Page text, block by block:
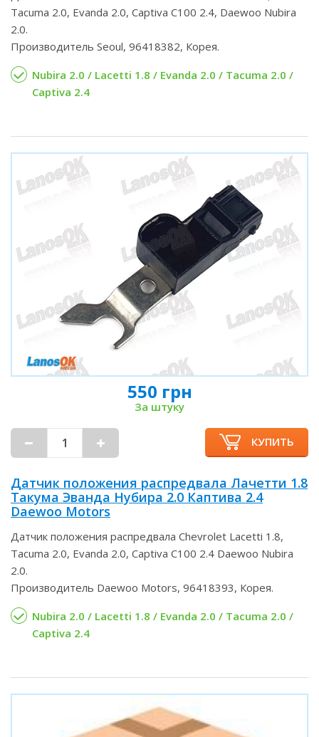
Tacuma 2.0, Evanda 2.0, Captiva C100 2.4, Daewoo Nubira
2.0.
Производитель Seoul, 96418382, Корея.
Nubira 2.0 / Lacetti 1.8 / Evanda 2.0 / Tacuma 2.0 /
Captiva 2.4
550 грн
За штуку
КУПИТЬ
Датчик положения распредвала Лачетти 1.8
Такума Эванда Нубира 2.0 Каптива 2.4
Daewoo Motors
Датчик положения распредвала Chevrolet Lacetti 1.8,
Tacuma 2.0, Evanda 2.0, Captiva C100 2.4 Daewoo Nubira
2.0.
Производитель Daewoo Motors, 96418393, Корея.
Nubira 2.0 / Lacetti 1.8 / Evanda 2.0 / Tacuma 2.0 /
Captiva 2.4